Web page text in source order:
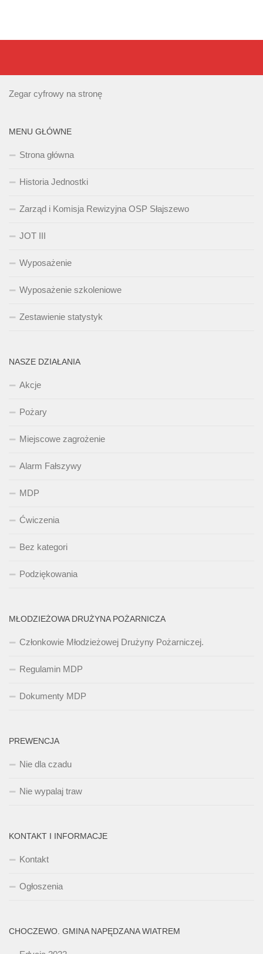
Zegar cyfrowy na stronę
MENU GŁÓWNE
Strona główna
Historia Jednostki
Zarząd i Komisja Rewizyjna OSP Słajszewo
JOT III
Wyposażenie
Wyposażenie szkoleniowe
Zestawienie statystyk
NASZE DZIAŁANIA
Akcje
Pożary
Miejscowe zagrożenie
Alarm Fałszywy
MDP
Ćwiczenia
Bez kategori
Podziękowania
MŁODZIEŻOWA DRUŻYNA POŻARNICZA
Członkowie Młodzieżowej Drużyny Pożarniczej.
Regulamin MDP
Dokumenty MDP
PREWENCJA
Nie dla czadu
Nie wypalaj traw
KONTAKT I INFORMACJE
Kontakt
Ogłoszenia
CHOCZEWO. GMINA NAPĘDZANA WIATREM